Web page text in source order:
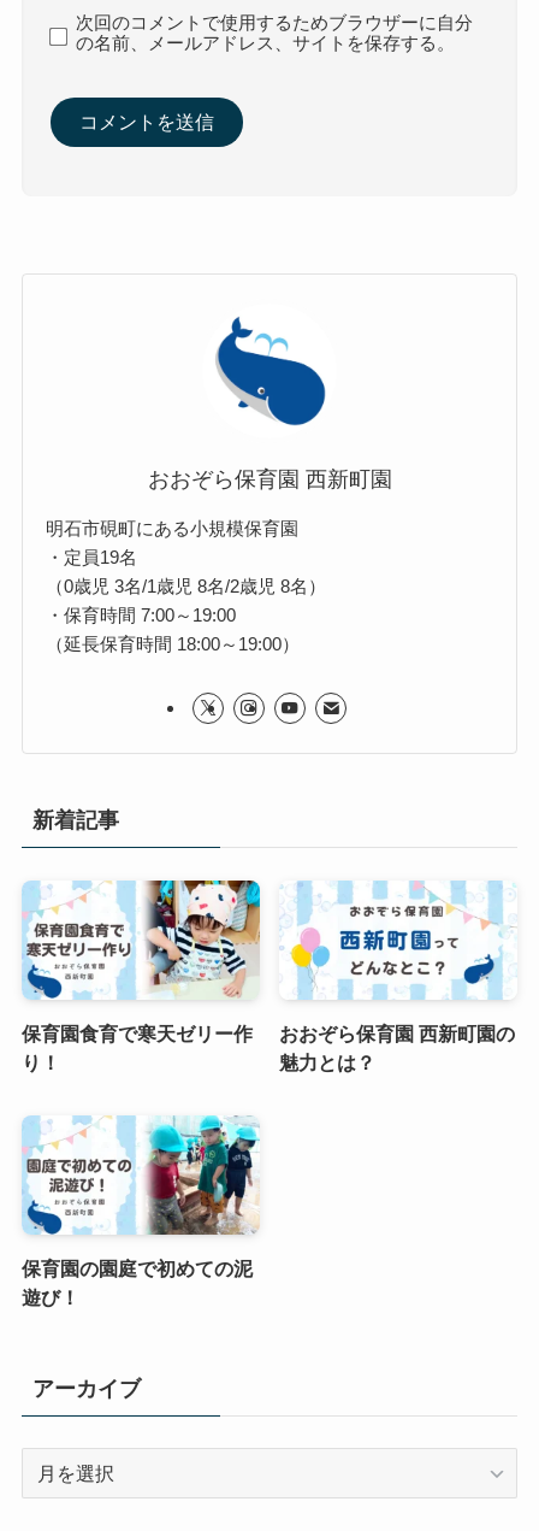
次回のコメントで使用するためブラウザーに自分
の名前、メールアドレス、サイトを保存する。
おおぞら保育園 西新町園
明石市硯町にある小規模保育園
・定員19名
（0歳児 3名/1歳児 8名/2歳児 8名）
・保育時間 7:00～19:00
（延長保育時間 18:00～19:00）
新着記事
保育園食育で寒天ゼリー作
り！
おおぞら保育園 西新町園の
魅力とは？
保育園の園庭で初めての泥
遊び！
アーカイブ